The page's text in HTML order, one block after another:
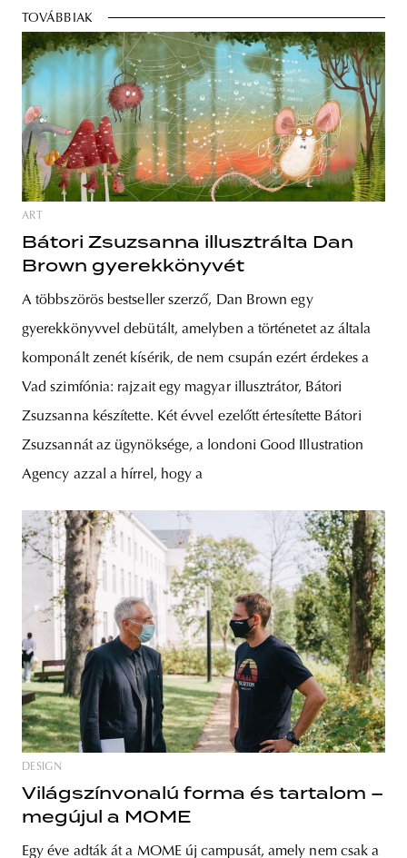
TOVÁBBIAK
ART
Bátori Zsuzsanna illusztrálta Dan
Brown gyerekkönyvét
A többszörös bestseller szerző, Dan Brown egy
gyerekkönyvvel debütált, amelyben a történetet az általa
komponált zenét kísérik, de nem csupán ezért érdekes a
Vad szimfónia: rajzait egy magyar illusztrátor, Bátori
Zsuzsanna készítette. Két évvel ezelőtt értesítette Bátori
Zsuzsannát az ügynöksége, a londoni Good Illustration
Agency azzal a hírrel, hogy a
DESIGN
Világszínvonalú forma és tartalom –
megújul a MOME
Egy éve adták át a MOME új campusát, amely nem csak a